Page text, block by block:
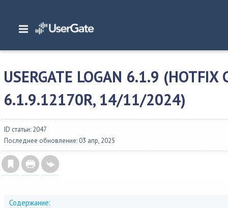
Главная/ Описание версий/UserGate 6.x
6.1.9 (hotfix сборка 6.1.9.12170R, 14/11/2024)
USERGATE LOGAN 6.1.9
6.1.9.12170R, 14/11/2024)
ID статьи: 2047
Последнее обновление: 03 апр, 2025
Содержание: